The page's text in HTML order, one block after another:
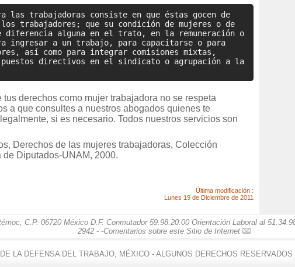
las trabajadoras consiste en que éstas gocen de
los trabajadores; que su condición de mujeres o de
diferencia alguna en el trato, en la remuneración o
ingresar a un trabajo, para capacitarse o para
así como para integrar comisiones mixtas,
directivos en el sindicato o agrupación a la
derechos como mujer trabajadora no se respeta
a que consultes a nuestros abogados quienes te
si es necesario. Todos nuestros servicios son
Derechos de las mujeres trabajadoras, Colección
Diputados-UNAM, 2000.
Última modificación :
Lunes 19 de Diciembre de 2011
C.P. 06720 México D.F. Conmutador 59.98.20.00 Orientación Laboral al
2942 - -Comentarios sobre este Sitio de Internet
LA DEFENSA DEL TRABAJO, MÉXICO - ALGUNOS DERECHOS